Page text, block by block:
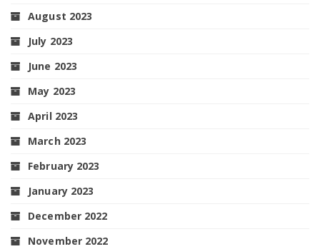
August 2023
July 2023
June 2023
May 2023
April 2023
March 2023
February 2023
January 2023
December 2022
November 2022